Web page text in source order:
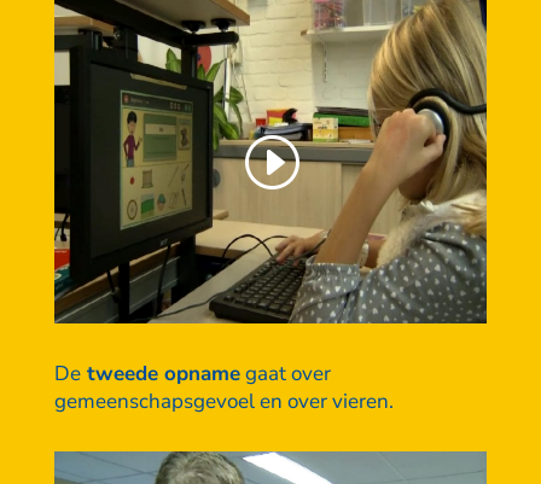
De tweede opnamegaat over
gemeenschapsgevoel en over vieren.